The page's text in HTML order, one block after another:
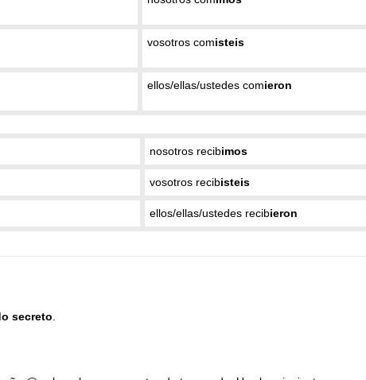
vosotros comisteis
ellos/ellas/ustedes comieron
nosotros recibimos
vosotros recibisteis
ellos/ellas/ustedes recibieron
secreto